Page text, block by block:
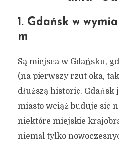
1. Gdańsk w
m
Są miejsca w Gdańsku,
(na pierwszy rzut oka,
dłuższą historię. Gdańsk
miasto wciąż buduje się
niektóre miejskie
niemal tylko